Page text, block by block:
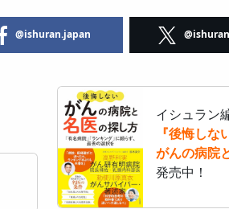
@ishuran.japan
イシュラン
『後悔しな
がんの病院
発売中！